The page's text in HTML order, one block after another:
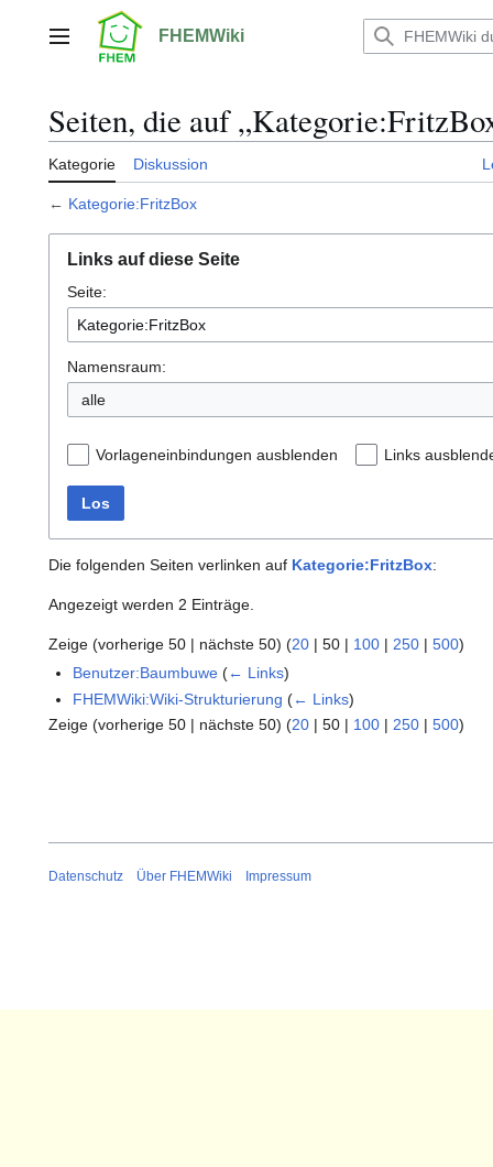
springenHauptmenü FHEMWiki
Seiten, die auf
Kategorie Diskussion
← Kategorie:FritzBox
Links auf diese Seite
Seite:
Namensraum:
alle
Vorlageneinbindungen ausblenden Links
Los
Die folgenden Seiten verlinken auf Kategorie:FritzBox:
Angezeigt werden 2 Einträge.
Zeige (vorherige 50 | nächste 50) (20 | 50 | 100 | 250 | 500)
Benutzer:Baumbuwe (← Links)
FHEMWiki:Wiki-Strukturierung (← Links)
Zeige (vorherige 50 | nächste 50) (20 | 50 | 100 | 250 | 500)
Datenschutz Über FHEMWiki Impressum